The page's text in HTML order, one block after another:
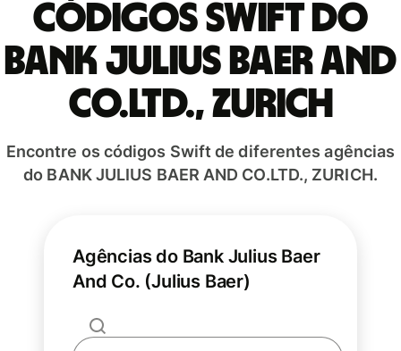
Códigos Swift do
BANK JULIUS BAER AND
CO.LTD., ZURICH
Encontre os códigos Swift de diferentes agências
do BANK JULIUS BAER AND CO.LTD., ZURICH.
Agências do Bank Julius Baer
And Co. (Julius Baer)